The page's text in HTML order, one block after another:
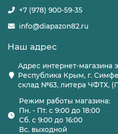
+7 (978) 900-59-35
info@diapazon82.ru
Наш адрес
Адрес интернет-магазина
Республика Крым, г.
склад №63, литера ЧФТХ,
Режим работы магазина:
Пн. - Пт. с 9:00 до 18:00
Сб. с 9:00 до 16:00
Вс. выходной